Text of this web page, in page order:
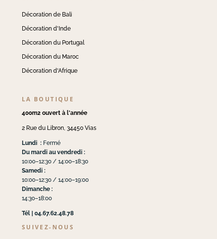
Décoration de Bali
Décoration d'Inde
Décoration du Portugal
Décoration du Maroc
Décoration d'Afrique
LA BOUTIQUE
400m2 ouvert à l'année
2 Rue du Libron, 34450 Vias
Lundi :Fermé
Du mardi au vendredi :
10:00–12:30 / 14:00–18:30
Samedi :
10:00–12:30 / 14:00–19:00
Dimanche :
14:30–18:00
Tél | 04.67.62.48.78
SUIVEZ-NOUS